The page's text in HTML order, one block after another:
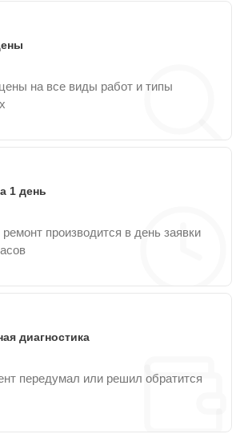
на все виды работ и типы
1 день
производится в день заявки
диагностика
передумал или решил обратится